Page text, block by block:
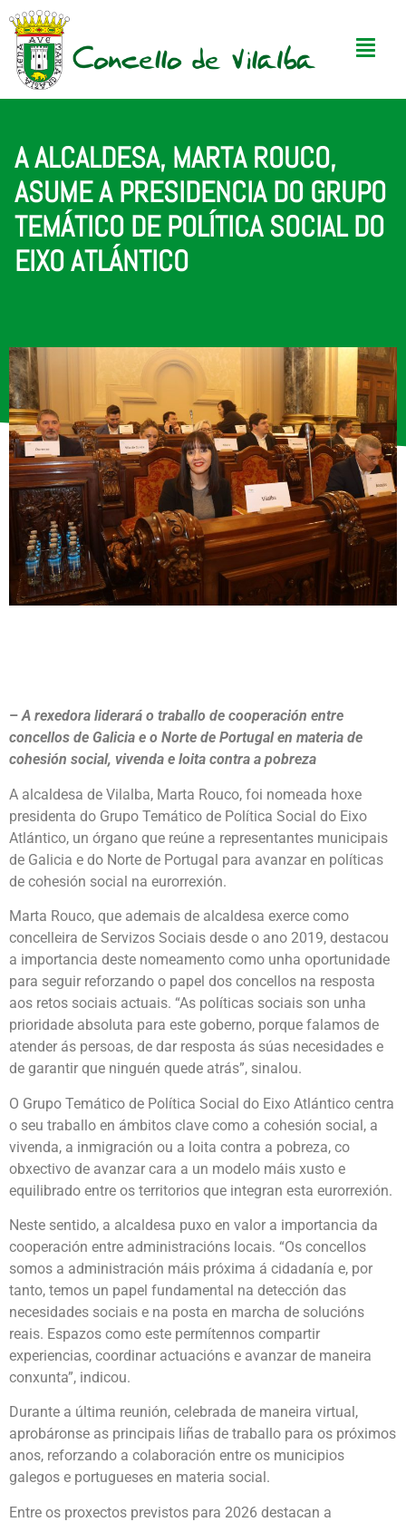
A ALCALDESA, MARTA ROUCO,
ASUME A PRESIDENCIA DO GRUPO
TEMÁTICO DE POLÍTICA SOCIAL DO
EIXO ATLÁNTICO
–A rexedora liderará o traballo de cooperación entre
concellos de Galicia e o Norte de Portugal en materia de
cohesión social, vivenda e loita contra a pobreza
A alcaldesa de Vilalba, Marta Rouco, foi nomeada hoxe
presidenta do Grupo Temático de Política Social do Eixo
Atlántico, un órgano que reúne a representantes municipais
de Galicia e do Norte de Portugal para avanzar en políticas
de cohesión social na eurorrexión.
Marta Rouco, que ademais de alcaldesa exerce como
concelleira de Servizos Sociais desde o ano 2019, destacou
a importancia deste nomeamento como unha oportunidade
para seguir reforzando o papel dos concellos na resposta
aos retos sociais actuais. “As políticas sociais son unha
prioridade absoluta para este goberno, porque falamos de
atender ás persoas, de dar resposta ás súas necesidades e
de garantir que ninguén quede atrás”, sinalou.
O Grupo Temático de Política Social do Eixo Atlántico centra
o seu traballo en ámbitos clave como a cohesión social, a
vivenda, a inmigración ou a loita contra a pobreza, co
obxectivo de avanzar cara a un modelo máis xusto e
equilibrado entre os territorios que integran esta eurorrexión.
Neste sentido, a alcaldesa puxo en valor a importancia da
cooperación entre administracións locais. “Os concellos
somos a administración máis próxima á cidadanía e, por
tanto, temos un papel fundamental na detección das
necesidades sociais e na posta en marcha de solucións
reais. Espazos como este permítennos compartir
experiencias, coordinar actuacións e avanzar de maneira
conxunta”, indicou.
Durante a última reunión, celebrada de maneira virtual,
aprobáronse as principais liñas de traballo para os próximos
anos, reforzando a colaboración entre os municipios
galegos e portugueses en materia social.
Entre os proxectos previstos para 2026 destacan a